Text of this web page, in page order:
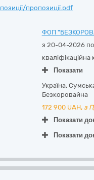
пропозиції.pdf
ФОП
з 20-04-2026
Показати
Україна,
Безкоровайна
172 900 UAH, з
Показати
Показати